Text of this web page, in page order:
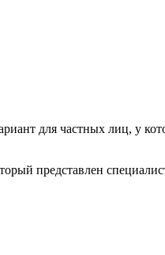
для частных лиц, у
представлен